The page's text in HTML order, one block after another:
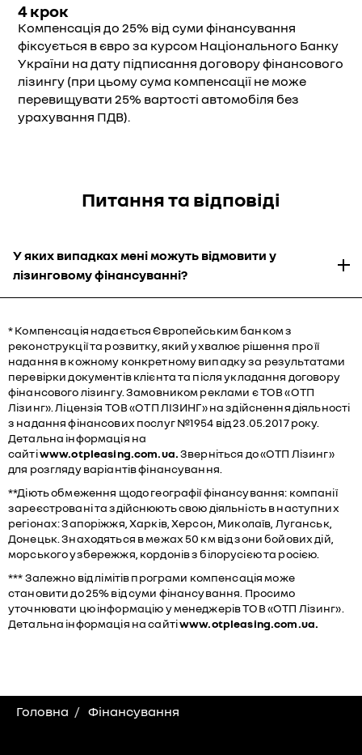
4 крок
Компенсація до 25% від суми фінансування
фіксується в євро за курсом Національного Банку
України на дату підписання договору фінансового
лізингу (при цьому сума компенсації не може
перевищувати 25% вартості автомобіля без
урахування ПДВ).
Питання та відповіді
У яких випадках мені можуть відмовити у
лізинговому фінансуванні?
* Компенсація надається Європейським банком з
реконструкції та розвитку, який ухвалює рішення про її
надання в кожному конкретному випадку за результатами
перевірки документів клієнта та після укладання договору
фінансового лізингу. Замовником реклами є ТОВ «ОТП
Лізинг». Ліцензія ТОВ «ОТП ЛІЗИНГ» на здійснення діяльності
з надання фінансових послуг №1954 від 23.05.2017 року.
Детальна інформація на
сайтіwww.otpleasing.com.ua.Зверніться до «ОТП Лізинг»
для розгляду варіантів фінансування.
**Діють обмеження щодо географії фінансування: компанії
зареєстровані та здійснюють свою діяльність в наступних
регіонах: Запоріжжя, Харків, Херсон, Миколаїв, Луганськ,
Донецьк. Знаходяться в межах 50 км від зони бойових дій,
морського узбережжя, кордонів з білорусією та росією.
*** Залежно від лімітів програми компенсація може
становити до 25% від суми фінансування. Просимо
уточнювати цю інформацію у менеджерів ТОВ «ОТП Лізинг».
Детальна інформація на сайтіwww.otpleasing.com.ua.
Головна Фінансування